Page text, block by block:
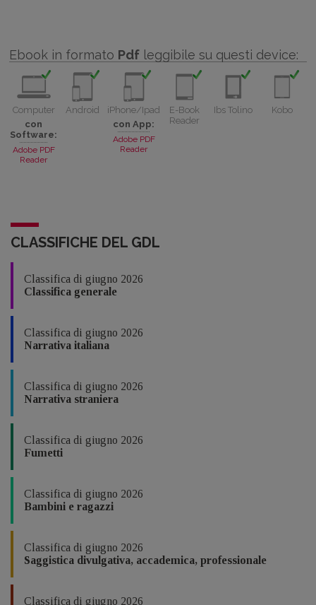
Ebook in formato Pdf leggibile su questi device:
Computer
con
Software:
Adobe PDF
Reader
Android
iPhone/Ipad
con App:
Adobe PDF
Reader
E-Book
Reader
Ibs Tolino Kobo
CLASSIFICHE DEL GDL
Classifica di giugno 2026
Classifica generale
Classifica di giugno 2026
Narrativa italiana
Classifica di giugno 2026
Narrativa straniera
Classifica di giugno 2026
Fumetti
Classifica di giugno 2026
Bambini e ragazzi
Classifica di giugno 2026
Saggistica divulgativa, accademica, professionale
Classifica di giugno 2026